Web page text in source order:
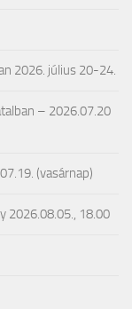
2026. július 20-24.
– 2026.07.20
(vasárnap)
2026.08.05., 18.00